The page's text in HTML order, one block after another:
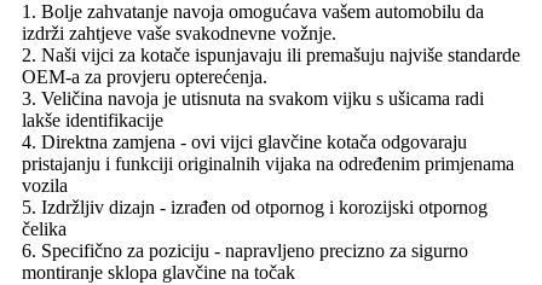
1. Bolje zahvatanje navoja omogućava vašem automobilu da
izdrži zahtjeve vaše svakodnevne vožnje.
2. Naši vijci za kotače ispunjavaju ili premašuju najviše standarde
OEM-a za provjeru opterećenja.
3. Veličina navoja je utisnuta na svakom vijku s ušicama radi
lakše identifikacije
4. Direktna zamjena - ovi vijci glavčine kotača odgovaraju
pristajanju i funkciji originalnih vijaka na određenim primjenama
vozila
5. Izdržljiv dizajn - izrađen od otpornog i korozijski otpornog
čelika
6. Specifično za poziciju - napravljeno precizno za sigurno
montiranje sklopa glavčine na točak